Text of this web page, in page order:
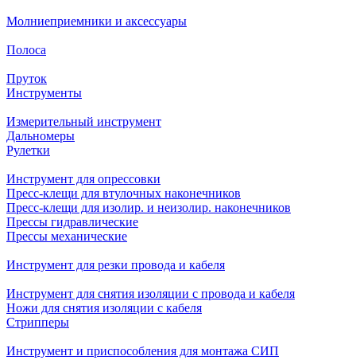
Молниеприемники и аксессуары
Полоса
Пруток
Инструменты
Измерительный инструмент
Дальномеры
Рулетки
Инструмент для опрессовки
Пресс-клещи для втулочных наконечников
Пресс-клещи для изолир. и неизолир. наконечников
Прессы гидравлические
Прессы механические
Инструмент для резки провода и кабеля
Инструмент для снятия изоляции с провода и кабеля
Ножи для снятия изоляции с кабеля
Стрипперы
Инструмент и приспособления для монтажа СИП